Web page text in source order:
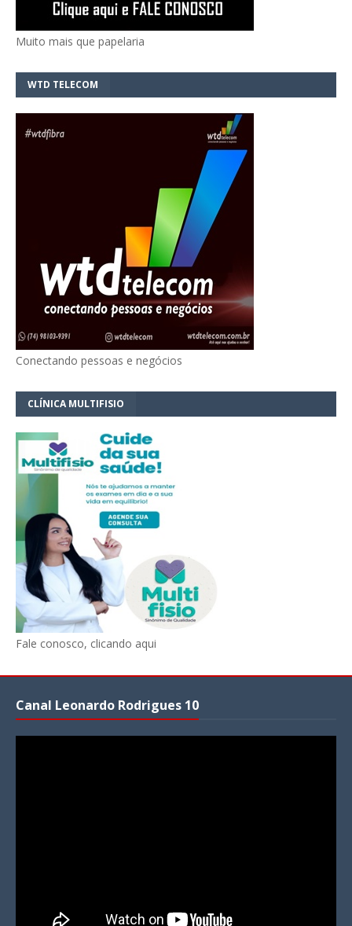
Muito mais que papelaria
WTD TELECOM
Conectando pessoas e negócios
CLÍNICA MULTIFISIO
Fale conosco, clicando aqui
Canal Leonardo Rodrigues 10